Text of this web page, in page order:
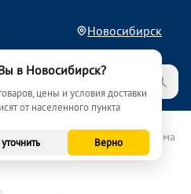
Новосибирск
в Новосибирск?
цены и условия доставки
от населенного пункта
Верно
(ТО) Масла / Моторные масла